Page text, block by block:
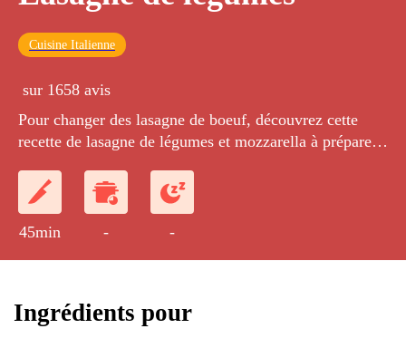
Cuisine Italienne
sur 1658 avis
Pour changer des lasagne de boeuf, découvrez cette
recette de lasagne de légumes et mozzarella à préparer
45min - -
Ingrédients pour